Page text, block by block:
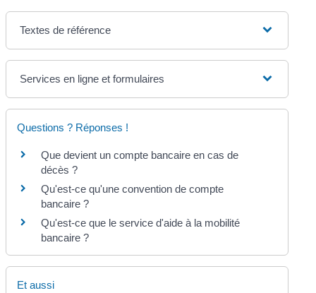
Textes de référence
Services en ligne et formulaires
Questions ? Réponses !
Que devient un compte bancaire en cas de
décès ?
Qu'est-ce qu'une convention de compte
bancaire ?
Qu'est-ce que le service d'aide à la mobilité
bancaire ?
Et aussi